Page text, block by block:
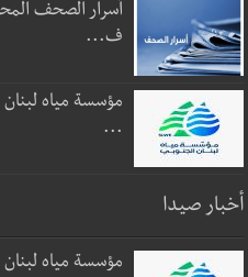
أسرار الصحف
ف...
مؤسسة مياه لبنان
...
أخبار صيدا
مؤسسة مياه لبنان